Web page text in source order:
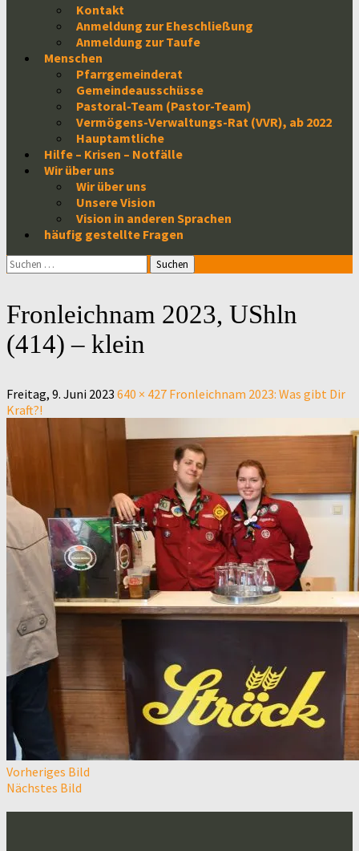
Kontakt
Anmeldung zur Eheschließung
Anmeldung zur Taufe
Menschen
Pfarrgemeinderat
Gemeindeausschüsse
Pastoral-Team (Pastor-Team)
Vermögens-Verwaltungs-Rat (VVR), ab 2022
Hauptamtliche
Hilfe – Krisen – Notfälle
Wir über uns
Wir über uns
Unsere Vision
Vision in anderen Sprachen
häufig gestellte Fragen
Suchen
nach:
Fronleichnam 2023, UShln
(414) – klein
Freitag, 9. Juni 2023 640 × 427 Fronleichnam 2023: Was gibt Dir
Kraft?!
Vorheriges Bild
Nächstes Bild